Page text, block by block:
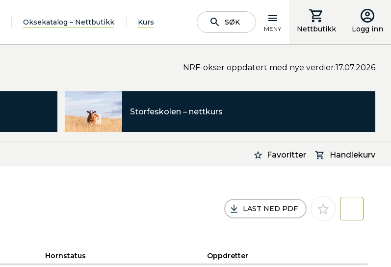
Oksekatalog – Nettbutikk Kurs SØK
MENY Nettbutikk Logg inn
NRF-okser oppdatert med nye verdier:17.07.2026
Storfeskolen – nettkurs
Favoritter Handlekurv
LAST NED PDF
Hornstatus
Oppdretter